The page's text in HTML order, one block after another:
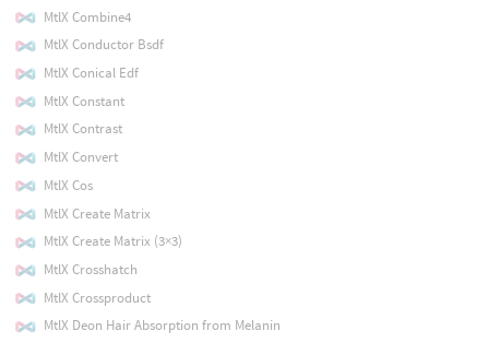
MtlX Combine4
MtlX Conductor Bsdf
MtlX Conical Edf
MtlX Constant
MtlX Contrast
MtlX Convert
MtlX Cos
MtlX Create Matrix
MtlX Create Matrix (3×3)
MtlX Crosshatch
MtlX Crossproduct
MtlX Deon Hair Absorption from Melanin